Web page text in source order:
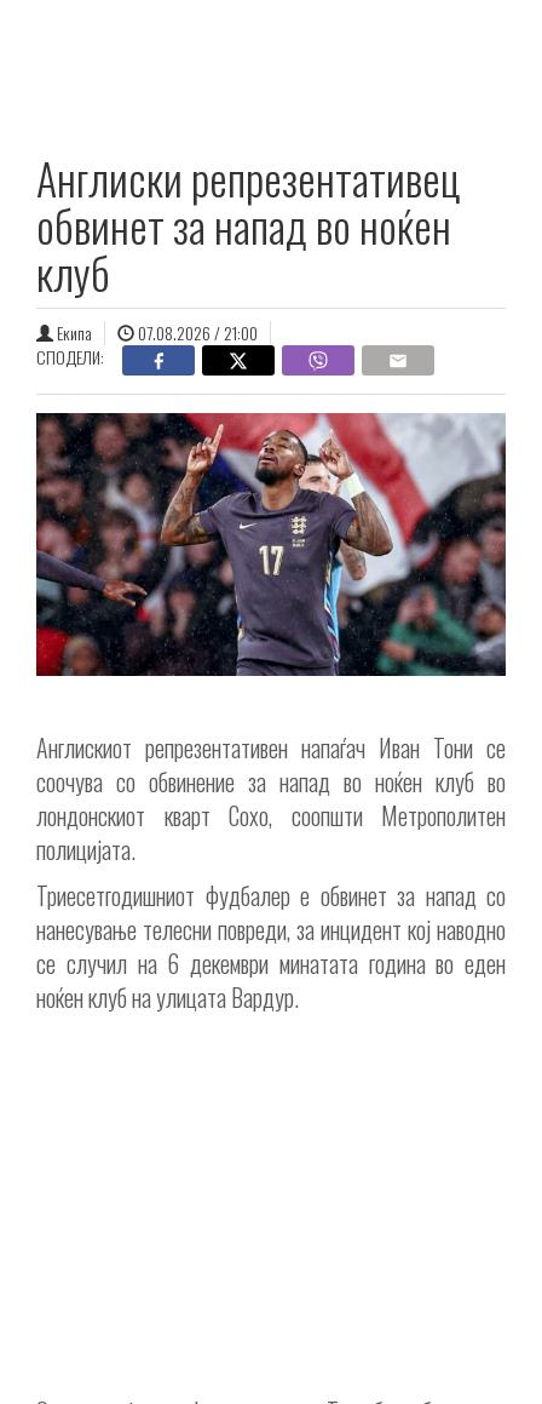
Англиски репрезентативец
обвинет за напад во ноќен
клуб
Екипа
07.08.2026 / 21:00
СПОДЕЛИ:
Англискиот репрезентативен напаѓач Иван Тони се
соочува со обвинение за напад во ноќен клуб во
лондонскиот кварт Сохо, соопшти Метрополитен
полицијата.
Триесетгодишниот фудбалер е обвинет за напад со
нанесување телесни повреди, за инцидент кој наводно
се случил на 6 декември минатата година во еден
ноќен клуб на улицата Вардур.